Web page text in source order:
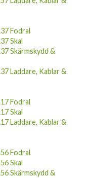
Fodral
Skal
Skärmskydd &
Laddare, Kablar &
Fodral
Skal
Laddare, Kablar &
Fodral
Skal
Skärmskydd &